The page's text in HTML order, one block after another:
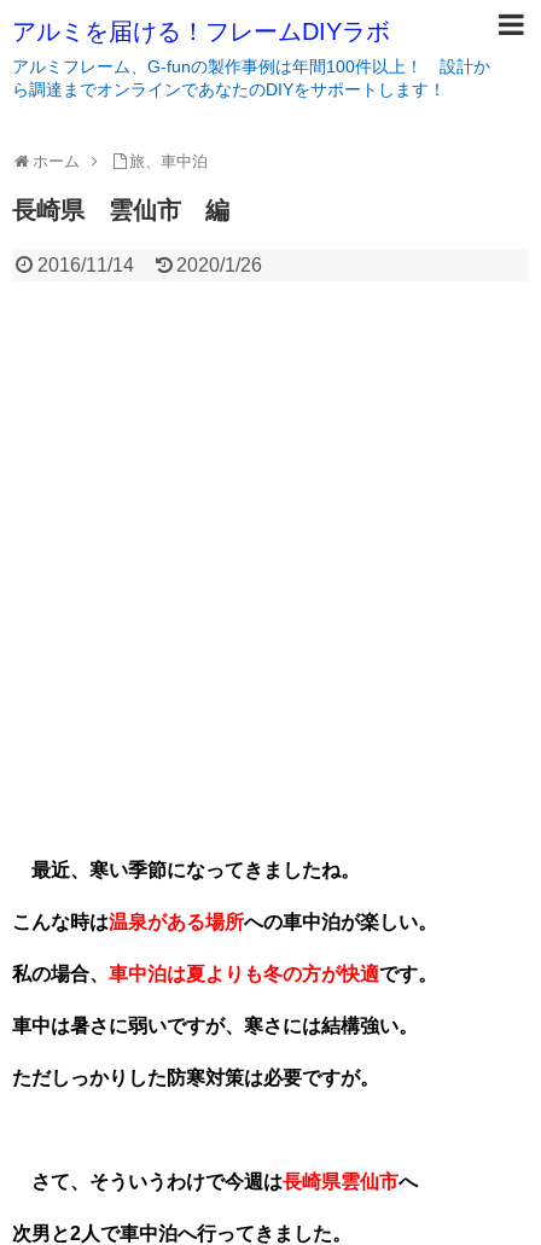
アルミを届ける！フレームDIYラボ
アルミフレーム、G-funの製作事例は年間100件以上！ 設計か
ら調達までオンラインであなたのDIYをサポートします！
ホーム 旅、車中泊
長崎県 雲仙市 編
2016/11/14 2020/1/26
最近、寒い季節になってきましたね。
こんな時は温泉がある場所への車中泊が楽しい。
私の場合、 車中泊は夏よりも冬の方が快適です。
車中は暑さに弱いですが、寒さには結構強い。
ただしっかりした防寒対策は必要ですが。
さて、そういうわけで今週は長崎県雲仙市へ
次男と2人で車中泊へ行ってきました。